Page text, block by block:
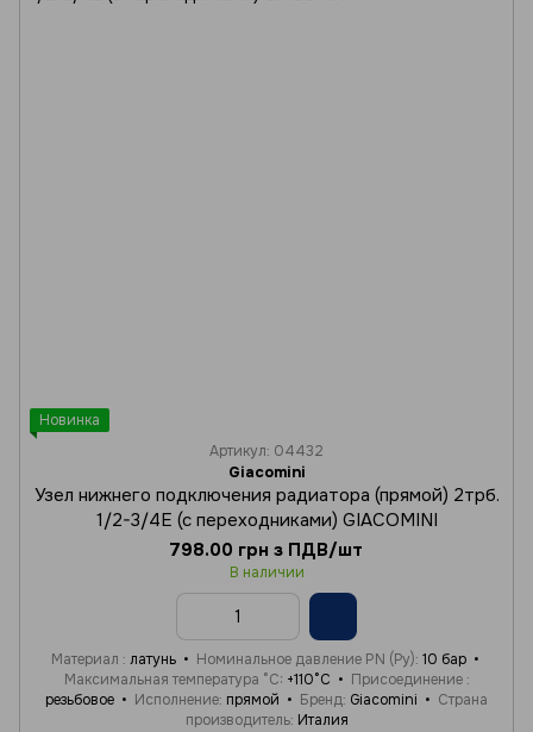
Новинка
Артикул: 04432
Giacomini
Узел нижнего подключения радиатора (прямой) 2трб.
1/2-3/4Е (с переходниками) GIACOMINI
798.00 грн з ПДВ/шт
В наличии
Материал латунь Номинальное давление PN (Ру) 10 бар
Максимальная температура °C +110°C
Присоединение
резьбовое
Исполнение прямой Бренд Giacomini
Страна
производитель Италия